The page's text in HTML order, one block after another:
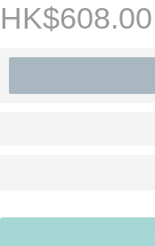
HK$608.00